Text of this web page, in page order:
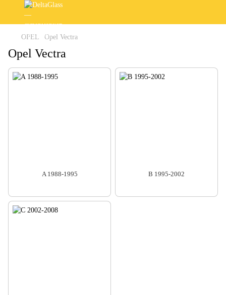
OPEL Opel Vectra
Opel Vectra
A 1988-1995 B 1995-2002